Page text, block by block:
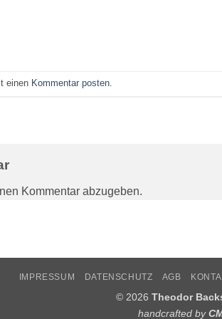
einen Kommentar posten
Kommentar abzugeben.
IMPRESSUM DATENSCHUTZ AGB
© 2026 Theodor
handcrafted by